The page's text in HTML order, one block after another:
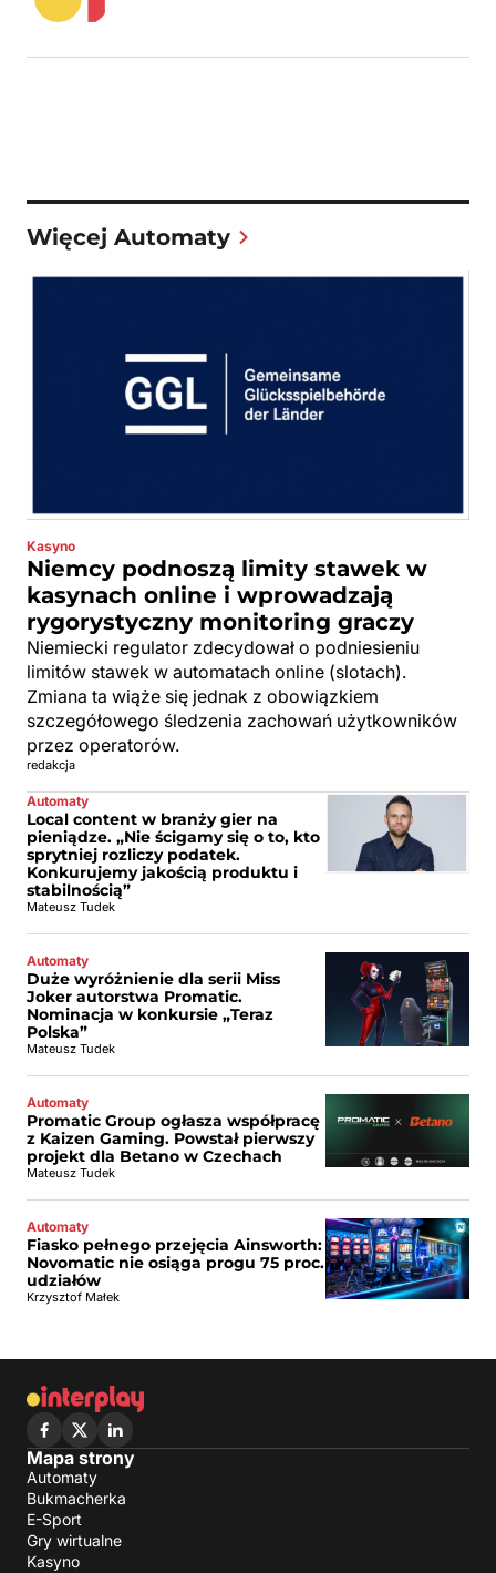
Więcej Automaty
Kasyno
Niemcy podnoszą limity stawek w
kasynach online i wprowadzają
rygorystyczny monitoring graczy
Niemiecki regulator zdecydował o podniesieniu
limitów stawek w automatach online (slotach).
Zmiana ta wiąże się jednak z obowiązkiem
szczegółowego śledzenia zachowań użytkowników
przez operatorów.
redakcja
Automaty
Local content w branży gier na
pieniądze. „Nie ścigamy się o to, kto
sprytniej rozliczy podatek.
Konkurujemy jakością produktu i
stabilnością”
Mateusz Tudek
Automaty
Duże wyróżnienie dla serii Miss
Joker autorstwa Promatic.
Nominacja w konkursie „Teraz
Polska”
Mateusz Tudek
Automaty
Promatic Group ogłasza współpracę
z Kaizen Gaming. Powstał pierwszy
projekt dla Betano w Czechach
Mateusz Tudek
Automaty
Fiasko pełnego przejęcia Ainsworth:
Novomatic nie osiąga progu 75 proc.
udziałów
Krzysztof Małek
Mapa strony
Automaty
Bukmacherka
E-Sport
Gry wirtualne
Kasyno